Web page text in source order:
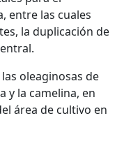
entre las cuales
la duplicación de
oleaginosas de
y la camelina, en
área de cultivo en